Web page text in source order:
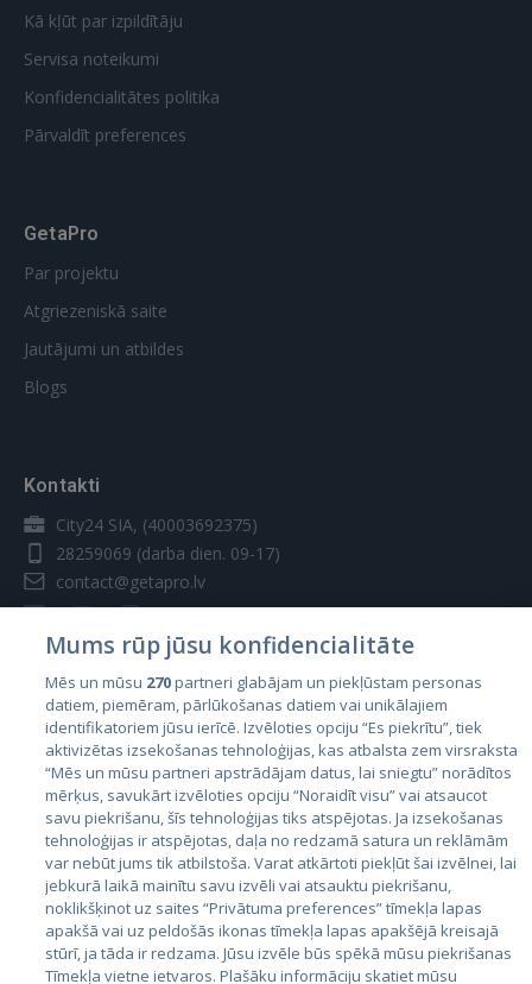
Kā kļūt par izpildītāju
Servisa noteikumi
Konfidencialitātes politika
Pārvaldīt preferences
GetaPro
Par projektu
Atgriezeniskā saite
Jautājumi un atbildes
Blogs
Kontakti
City24 SIA, (40003692375)
28259069 (darba dien. 09-17)
contact@getapro.lv
Valstis
Igaunija
Latvija
Lietuva
Mums rūp jūsu konfidencialitāte
Mēs un mūsu 270partneri glabājam un piekļūstam personas
datiem, piemēram, pārlūkošanas datiem vai unikālajiem
identifikatoriem jūsu ierīcē. Izvēloties opciju “Es piekrītu”, tiek
aktivizētas izsekošanas tehnoloģijas, kas atbalsta zem virsraksta
“Mēs un mūsu partneri apstrādājam datus, lai sniegtu” norādītos
mērķus, savukārt izvēloties opciju “Noraidīt visu” vai atsaucot
savu piekrišanu, šīs tehnoloģijas tiks atspējotas. Ja izsekošanas
tehnoloģijas ir atspējotas, daļa no redzamā satura un reklāmām
var nebūt jums tik atbilstoša. Varat atkārtoti piekļūt šai izvēlnei, lai
jebkurā laikā mainītu savu izvēli vai atsauktu piekrišanu,
noklikšķinot uz saites “Privātuma preferences” tīmekļa lapas
apakšā vai uz peldošās ikonas tīmekļa lapas apakšējā kreisajā
stūrī, ja tāda ir redzama. Jūsu izvēle būs spēkā mūsu piekrišanas
Tīmekļa vietne ietvaros. Plašāku informāciju skatiet mūsu